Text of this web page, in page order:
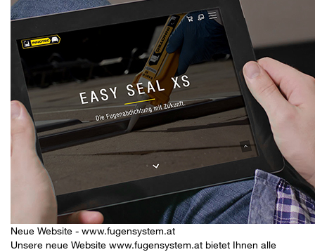
Neue Website - www.fugensystem.at
Unsere neue Website www.fugensystem.at bietet Ihnen alle